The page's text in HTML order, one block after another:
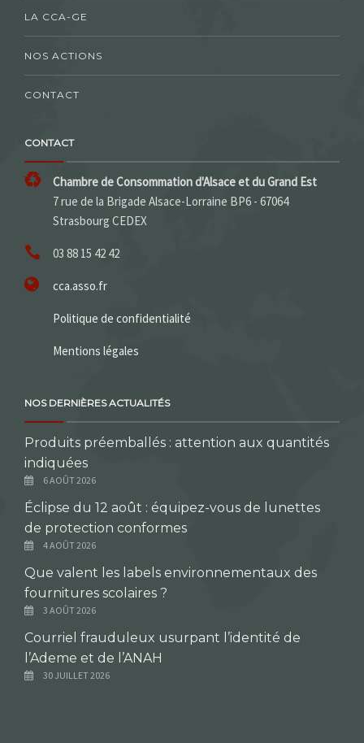
LA CCA-GE
NOS ACTIONS
CONTACT
CONTACT
Chambre de Consommation d'Alsace et du Grand Est
7 rue de la Brigade Alsace-Lorraine BP6 - 67064
Strasbourg CEDEX
03 88 15 42 42
cca.asso.fr
Politique de confidentialité
Mentions légales
NOS DERNIÈRES ACTUALITÉS
Produits préemballés : attention aux quantités
indiquées
6 AOÛT 2026
Éclipse du 12 août : équipez-vous de lunettes
de protection conformes
4 AOÛT 2026
Que valent les labels environnementaux des
fournitures scolaires ?
3 AOÛT 2026
Courriel frauduleux usurpant l’identité de
l’Ademe et de l’ANAH
30 JUILLET 2026